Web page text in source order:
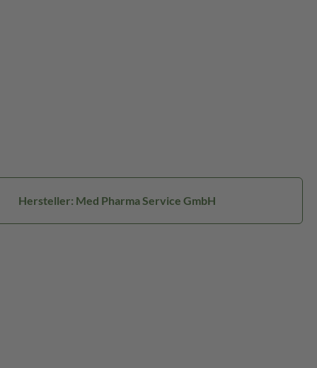
Hersteller: Med Pharma Service GmbH